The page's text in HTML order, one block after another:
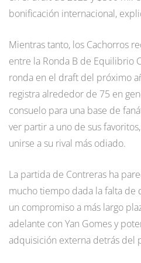
bonificación internacional,
Mientras tanto, los Cachorros
entre la Ronda B de Equilibrio
ronda en el draft del próximo
registra alrededor de 75 en
consuelo para una base de
ver partir a uno de sus
unirse a su rival más odiado.
La partida de Contreras ha
mucho tiempo dada la falta
un compromiso a más largo
adelante con Yan Gomes y
adquisición externa detrás del